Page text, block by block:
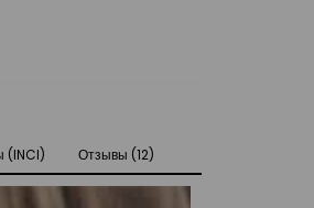
(INCI) Отзывы (12)